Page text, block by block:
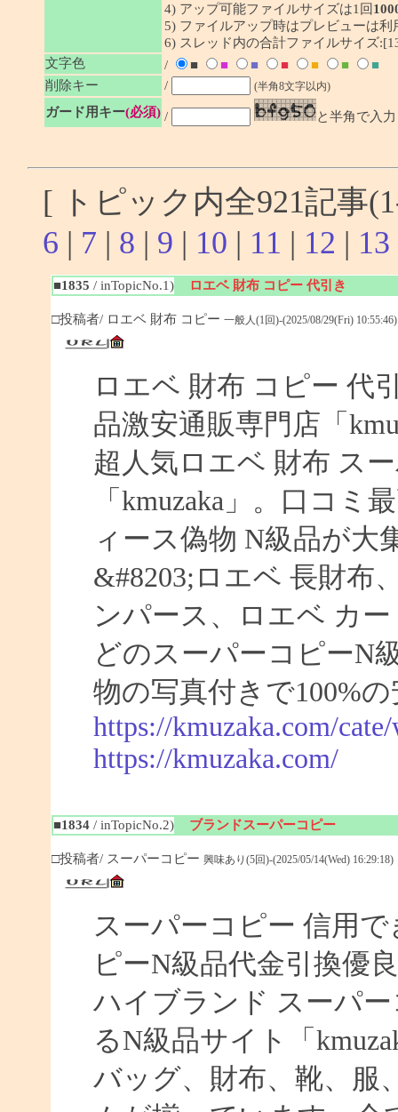
4) アップ可能ファイルサイズは1回
5) ファイルアップ時はプレビューは利
6) スレッド内の合計ファイルサイズ
文字色
/ ■ ■ ■ ■ ■ ■
■
削除キー
/ (半角8文字以内)
ガード用キー(必須) / と半角で入力
[ トピック内全921記
6 | 7 | 8 | 9 | 10 | 11 | 12 | 13
■1835 / inTopicNo.1) ロエベ 財布 コピー 代引き
□投稿者/ ロエベ 財布 コピー 一般人(1回)-(2025/08/29(Fri) 10:55:46)
ロエベ 財布 コピー 代
品激安通販専門店「
超人気ロエベ 財布 ス
「kmuzaka」。口コミ
ィース偽物 N級品が大
&#8203;ロエベ 長財布
ンパース、ロエベ カ
どのスーパーコピーN
物の写真付きで100%
https://kmuzaka.com/
https://kmuzaka.com/
■1834/ inTopicNo.2) ブランドスーパーコピー
□投稿者/ スーパーコピー 興味あり(5回)-(2025/05/14(Wed) 16:29:18)
スーパーコピー 信用
ピーN級品代金引換優
ハイブランド スーパ
るN級品サイト「
バッグ、財布、靴、服